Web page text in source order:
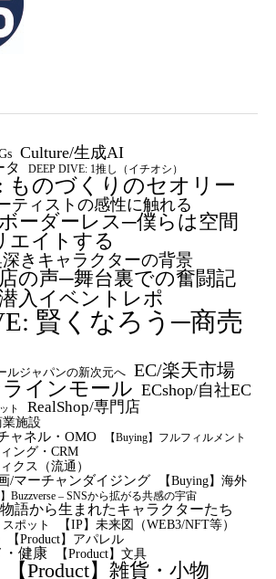
Culture/生成AI
タ DEEP DIVE: 1推し（イチオシ）
ものづくりのセオリー
ティストの感性に触れる
ーダーレス─僕らは空間
エイトする
きキャラクターの背景
の声─舞台裏での奮闘記
入イベントレポ
賢くなろう─商売
ルジャパンの新次元へ EC/楽天市場
ラインモール ECshop/自社EC
ト RealShop/専門店
業施設
ャネル・OMO
【Buying】フルフィルメント
ング・CRM
クス（流通）
/マーチャンダイジング 【Buying】海外
】Buzzverse – SNSから拡がる共感の宇宙
物語から生まれたキャラクターたち
スポット 【IP】未来図（WEB3/NFT等）
【Product】アパレル
・健康 【Product】文具
【Product】雑貨・小物